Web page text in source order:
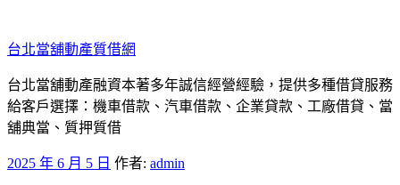
至
主
要
內
容
台北當舖動產質借網
台北當舖動產融資本著多年誠信經營經驗，提供多種借貸服務
給客戶選擇：機車借款、汽車借款、企業貸款、工廠借貸、當
舖典當、質押質借
發
2025 年 6 月 5 日 作者: admin